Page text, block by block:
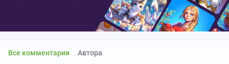
Все комментарии Автора